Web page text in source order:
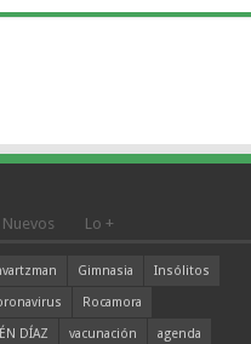
Nuevos Lo +
Gimnasia
Insólitos
Rocamora
DÍAZ
vacunación
agenda